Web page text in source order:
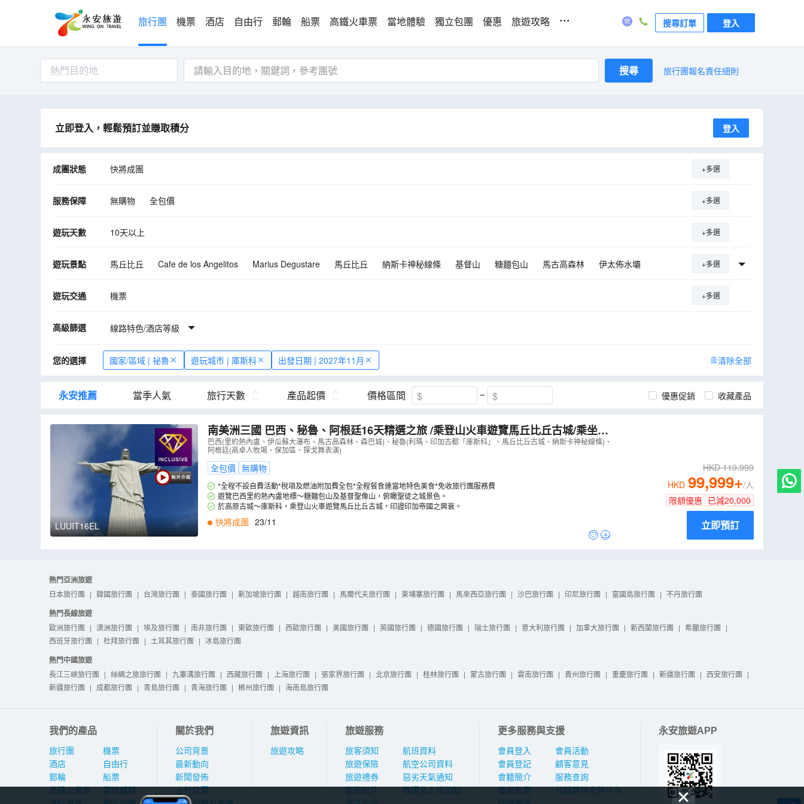
旅行團 機票 酒店 自由行 郵輪 船票 高鐵火車票 當地體驗 獨立包團 優惠 旅遊攻略 ... 搜尋訂單 登入
熱門目的地 搜尋 旅行團報名責任細則
立即登入，輕鬆預訂並賺取積分 登入
成團狀態 快將成團 +多選
服務保障 無購物 全包價 +多選
遊玩天數 10天以上 +多選
遊玩景點 馬丘比丘 Cafe de los Angelitos Marius Degustare 馬丘比丘 納斯卡神秘線條 基督山 糖麵包山 馬古高森林
伊太佈水壩
+多選
遊玩交通 機票 +多選
高級篩選 線路特色/酒店等級
您的選擇 國家/區域 | 祕魯 遊玩城市 | 庫斯科 出發日期 | 2027年11月 清除全部
永安推薦 當季人氣 旅行天數 產品起價 價格區間 優惠促銷 收藏產品
LUUIT16EL
南美洲三國 巴西、秘魯、阿根廷16天精選之旅 /乘登山火車遊覽馬丘比丘古城/乘坐小
型觀光飛機，鳥瞰納斯卡神秘線條/住宿於伊瓜蘇大瀑布區內酒店，遊覽巴西境內瀑布
園區，河、陸、空不同角度暢玩【優遊全包】
巴西(里約熱內盧、伊瓜蘇大瀑布、馬古高森林、森巴城)、秘魯(利瑪、印加古都「庫斯科」、馬丘比丘古城、納斯卡神秘線條)、
阿根廷(高卓人牧場、保加區、探戈舞表演)
全包價 無購物
*全程不設自費活動*稅項及燃油附加費全包*全程餐食連當地特色美食*免收旅行團服務費
遊覽巴西里約熱內盧地標～糖麵包山及基督聖像山，俯瞰聖徒之城景色。
於高原古城～庫斯科，乘登山火車遊覽馬丘比丘古城，印證印加帝國之興衰。
快將成團 23/11
HKD119,999
HKD 99,999+/人
限額優惠 已減20,000
立即預訂
熱門亞洲旅遊
日本旅行團 | 韓國旅行團 | 台灣旅行團 | 泰國旅行團 | 新加坡旅行團 | 越南旅行團 | 馬爾代夫旅行團 | 柬埔寨旅行團 | 馬來西亞旅行團 | 沙巴旅行團 | 印尼旅行團 | 富國島旅行團 | 不丹旅行團
熱門長線旅遊
歐洲旅行團 | 澳洲旅行團 | 埃及旅行團 | 南非旅行團 | 東歐旅行團 | 西歐旅行團 | 美國旅行團 | 英國旅行團 | 德國旅行團 | 瑞士旅行團 | 意大利旅行團 | 加拿大旅行團 | 新西蘭旅行團 | 希臘旅行團 |
西班牙旅行團 | 杜拜旅行團 | 土耳其旅行團 | 冰島旅行團
熱門中國旅遊
長江三峽旅行團 | 絲綢之旅旅行團 | 九寨溝旅行團 | 西藏旅行團 | 上海旅行團 | 張家界旅行團 | 北京旅行團 | 桂林旅行團 | 蒙古旅行團 | 雲南旅行團 | 貴州旅行團 | 重慶旅行團 | 新疆旅行團 | 西安旅行團 |
新疆旅行團 | 成都旅行團 | 青島旅行團 | 青海旅行團 | 郴州旅行團 | 海南島旅行團
我們的產品
旅行團
酒店
郵輪
高鐵火車票
機票
自由行
船票
當地體驗
關於我們
公司背景
最新動向
新聞發佈
分行位置
旅遊資訊
旅遊攻略
旅遊服務
旅客須知
旅遊保險
旅遊禮券
旅遊短片
航班資料
航空公司資料
惡劣天氣通知
簽證及入境須知
更多服務與支援
會員登入
會員登記
會籍簡介
會員有賞
會員活動
顧客意見
服務查詢
分銷夥伴合作平台
永安旅遊APP